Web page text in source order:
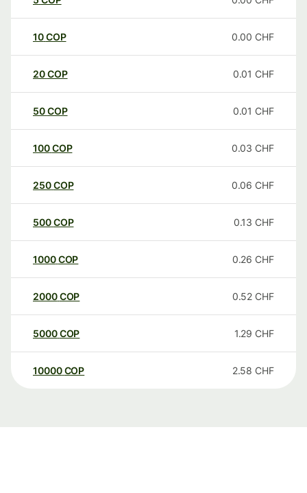
10COP 0.00 CHF
20COP 0.01 CHF
50COP 0.01 CHF
100COP 0.03 CHF
250COP 0.06 CHF
500COP 0.13 CHF
1000COP 0.26 CHF
2000COP 0.52 CHF
5000COP 1.29 CHF
10000 COP 2.58 CHF